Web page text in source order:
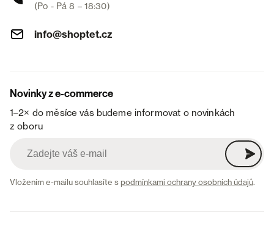
(Po - Pá 8 – 18:30)
info@shoptet.cz
Novinky z e-commerce
1–2× do měsíce vás budeme informovat o novinkách
z oboru
Vložením e-mailu souhlasíte spodmínkami ochrany osobních údajů.